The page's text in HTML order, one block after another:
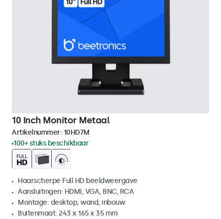
10 Inch Monitor Metaal
Artikelnummer: 10HD7M
100+ stuks beschikbaar
Haarscherpe Full HD beeldweergave
Aansluitingen: HDMI, VGA, BNC, RCA
Montage: desktop, wand, inbouw
Buitenmaat: 243 x 165 x 35 mm